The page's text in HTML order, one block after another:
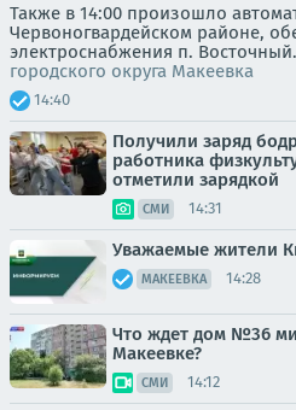
Также в 14:00 произошло
Червоногвардейском районе,
электроснабжения п.
городского округа Макеевка
14:40
Получили заряд
работника
отметили зарядкой
СМИ 14:31
Уважаемые жители
МАКЕЕВКА 14:28
Что ждет дом №36
Макеевке?
СМИ 14:12